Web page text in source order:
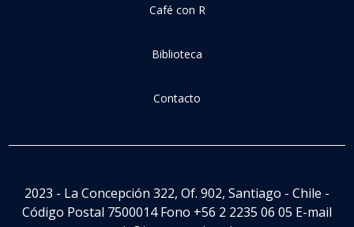
Café con R
Biblioteca
Contacto
2023 - La Concepción 322, Of. 902, Santiago - Chile -
Código Postal 7500014 Fono +56 2 2235 06 05 E-mail